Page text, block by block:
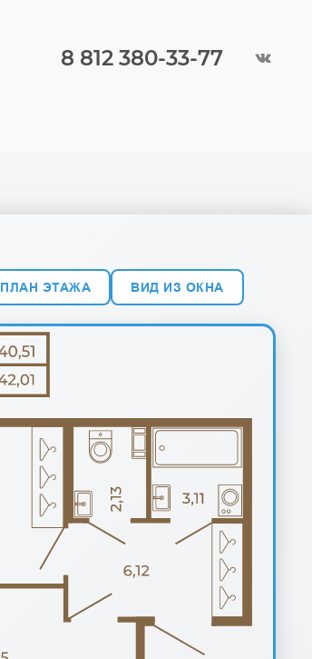
8 812 380-33-77
ПЛАН ЭТАЖА ВИД ИЗ ОКНА